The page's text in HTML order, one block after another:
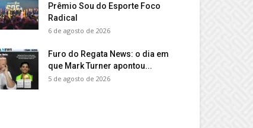
Prêmio Sou do Esporte Foco
Radical
6 de agosto de 2026
Furo do Regata News: o dia em
que Mark Turner apontou...
5 de agosto de 2026